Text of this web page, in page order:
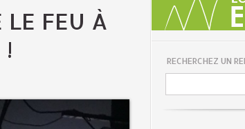
LE FEU À
!
RECHERCHEZ UN